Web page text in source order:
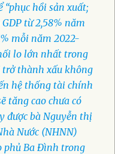
hồi sản xuất;
từ 2,58% năm
mỗi năm 2022-
lo lớn nhất trong
trở thành xấu không
hệ thống tài chính
tăng cao chưa có
được bà Nguyễn thị
Nước (NHNN)
phủ Ba Đình trong